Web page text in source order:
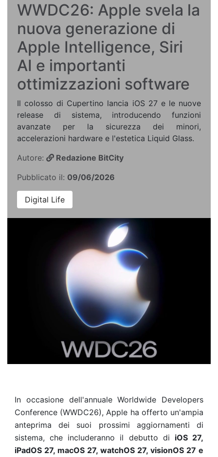
WWDC26: Apple svela la
nuova generazione di
Apple Intelligence, Siri
AI e importanti
ottimizzazioni software
Il colosso di Cupertino lancia iOS 27 e le nuove
release di sistema, introducendo funzioni
avanzate per la sicurezza dei minori,
accelerazioni hardware e l'estetica Liquid Glass.
Autore:
Redazione BitCity
Pubblicato il: 09/06/2026
Digital Life
In occasione dell'annuale Worldwide Developers
Conference (WWDC26), Apple ha offerto un'ampia
anteprima dei suoi prossimi aggiornamenti di
sistema, che includeranno il debutto di iOS 27,
iPadOS 27, macOS 27, watchOS 27, visionOS 27 e